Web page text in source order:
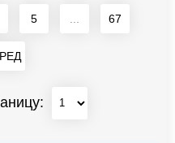
5 67